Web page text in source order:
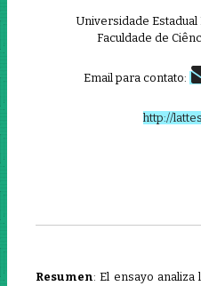
Universidade Estadual
Faculdade de
Email para contato:
http://
Resumen: El ensayo